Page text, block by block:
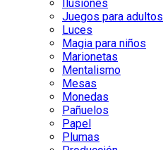
Ilusiones
Juegos para adultos
Luces
Magia para niños
Marionetas
Mentalismo
Mesas
Monedas
Pañuelos
Papel
Plumas